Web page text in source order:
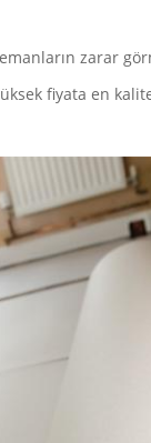
zarar
fiyata en